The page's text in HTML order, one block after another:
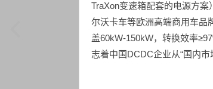
TraXon变速箱配套的电源方案
尔沃卡车等欧洲高端商用车品
盖60kW-150kW，转换效率
志着中国DCDC企业从“国内市